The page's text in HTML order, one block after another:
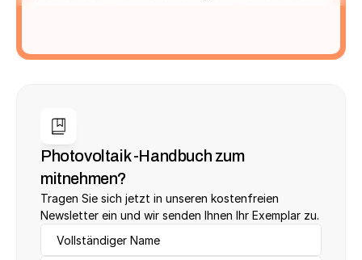
Photovoltaik -Handbuch zum
mitnehmen?
Tragen Sie sich jetzt in unseren kostenfreien
Newsletter ein und wir senden Ihnen Ihr Exemplar zu.